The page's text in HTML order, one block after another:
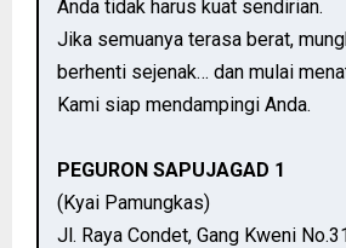
Anda tidak harus kuat sendirian.
Jika semuanya terasa berat,
berhenti sejenak… dan mulai
Kami siap mendampingi Anda.
PEGURON SAPUJAGAD 1
(Kyai Pamungkas)
Jl. Raya Condet, Gang Kweni